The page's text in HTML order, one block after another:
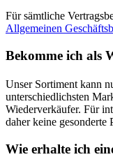
Für sämtliche
Allgemeinen
Bekomme ich als
Unser Sortiment kann
unterschiedlichsten
Wiederverkäufer. Für
daher keine gesonderte
Wie erhalte ich